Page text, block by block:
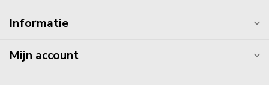
Informatie
Mijn account